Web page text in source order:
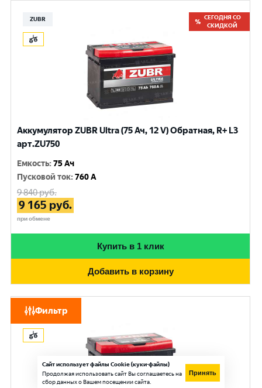
Фильтр
ZUBR
СЕГОДНЯ СО
СКИДКОЙ
Аккумулятор ZUBR Ultra (75 Ач, 12 V) Обратная, R+ L3
арт.ZU750
Емкость:75 Ач
Пусковой ток:760 A
9 840руб.
9 165 руб.
при обмене
Купить в 1 клик
Добавить в корзину
ZUBR
Сайт использует файлы Cookie (куки-файлы)
Продолжая использовать сайт Вы соглашаетесь на
сбор данных о Вашем посещении сайта.
Принять